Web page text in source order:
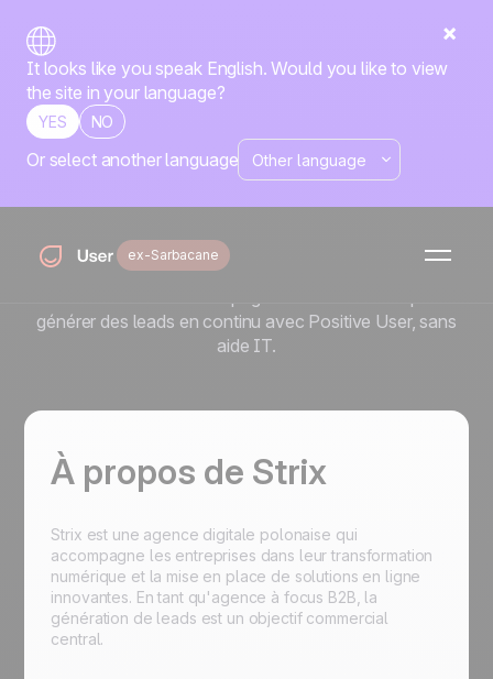
It looks like you speak English. Would you like to view
the site in your language?
YES NO
Or select another language
ex-Sarbacane
Comment Strix génère des
leads 24h/24 avec Positive
User
Découvrez comment Strix utilise des chatbots
générer des leads en continu avec Positive User, sans
aide IT.
À propos de Strix
Strix est une agence digitale polonaise qui
accompagne les entreprises dans leur transformation
numérique et la mise en place de solutions en ligne
innovantes. En tant qu'agence à focus B2B, la
génération de leads est un objectif commercial
central.